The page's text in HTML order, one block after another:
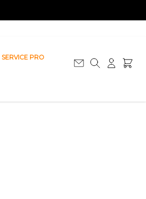
SERVICE PRO